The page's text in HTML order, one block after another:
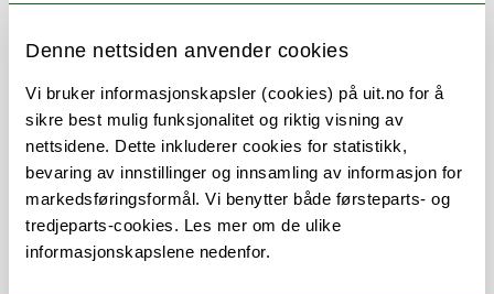
Denne nettsiden anvender cookies
Vi bruker informasjonskapsler (cookies) på uit.no for å
sikre best mulig funksjonalitet og riktig visning av
nettsidene. Dette inkluderer cookies for statistikk,
bevaring av innstillinger og innsamling av informasjon for
markedsføringsformål. Vi benytter både førsteparts- og
tredjeparts-cookies. Les mer om de ulike
informasjonskapslene nedenfor.
Om Forskning og undervisning